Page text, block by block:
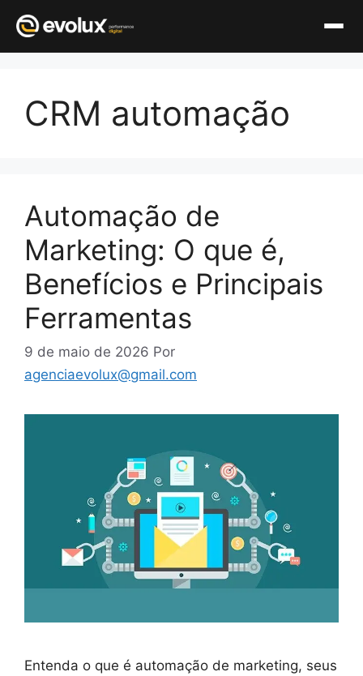
conteúdoCRM automação
Automação de
Marketing: O que é,
Benefícios e Principais
Ferramentas
9 de maio de 2026 Por
agenciaevolux@gmail.com
Entenda o que é automação de marketing, seus